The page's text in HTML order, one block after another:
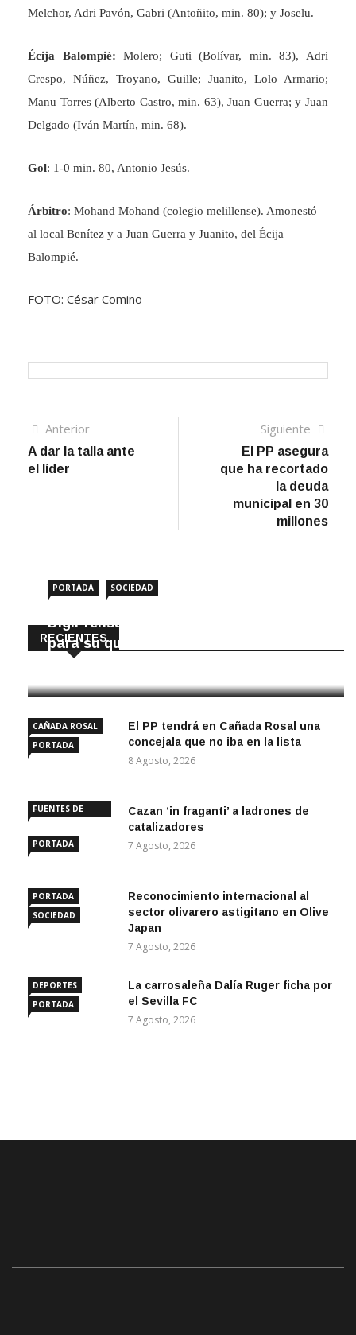
Melchor, Adri Pavón, Gabri (Antoñito, min. 80); y Joselu.
Écija Balompié: Molero; Guti (Bolívar, min. 83), Adri
Crespo, Núñez, Troyano, Guille; Juanito, Lolo Armario;
Manu Torres (Alberto Castro, min. 63), Juan Guerra; y Juan
Delgado (Iván Martín, min. 68).
Gol: 1-0 min. 80, Antonio Jesús.
Árbitro: Mohand Mohand (colegio melillense). Amonestó
al local Benítez y a Juan Guerra y Juanito, del Écija
Balompié.
FOTO: César Comino
Navegación
de
AnteriorArtículo
anterior
A dar la talla ante
el líder
Siguiente
El PP asegura
que ha recortado
la deuda
municipal en 30
millones
RECIENTES
PORTADA SOCIEDAD
DigiPrensa selecciona a Écija al Día
para su quiosco mundial
CAÑADA ROSAL
PORTADA
El PP tendrá en Cañada Rosal una
concejala que no iba en la lista
8 Agosto, 2026
FUENTES DE
PORTADA
Cazan ‘in fraganti’ a ladrones de
catalizadores
7 Agosto, 2026
PORTADA
SOCIEDAD
Reconocimiento internacional al
sector olivarero astigitano en Olive
Japan
7 Agosto, 2026
DEPORTES
PORTADA
La carrosaleña Dalía Ruger ficha por
el Sevilla FC
7 Agosto, 2026